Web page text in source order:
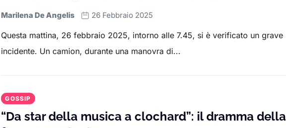
Marilena De Angelis 26 Febbraio 2025
Questa mattina, 26 febbraio 2025, intorno alle 7.45, si è verificato un grave
incidente. Un camion, durante una manovra di...
GOSSIP
“Da star della musica a clochard”: il dramma della